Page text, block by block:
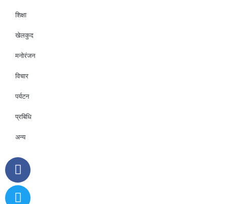
शिक्षा
खेलकुद
मनोरंजन
विचार
पर्यटन
प्रबिधि
अन्य